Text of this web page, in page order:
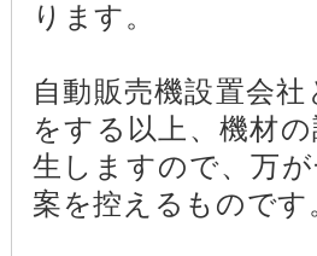
ります。
自動販売機設置会
をする以上、機材
生しますので、万
案を控えるものです